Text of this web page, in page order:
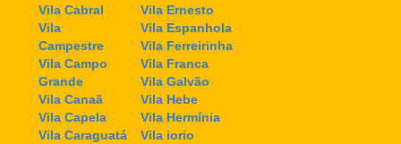
Vila Cabral
Vila
Campestre
Vila Campo
Grande
Vila Canaã
Vila Capela
Vila Caraguatá
Vila Ernesto
Vila Espanhola
Vila Ferreirinha
Vila Franca
Vila Galvão
Vila Hebe
Vila Hermínia
Vila iorio